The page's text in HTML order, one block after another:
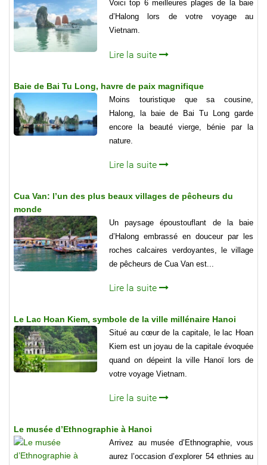
Voici top 6 meilleures plages de la baie
d’Halong lors de votre voyage au
Vietnam.
Lire la suite
Baie de Bai Tu Long, havre de paix magnifique
Moins touristique que sa cousine,
Halong, la baie de Bai Tu Long garde
encore la beauté vierge, bénie par la
nature.
Lire la suite
Cua Van: l’un des plus beaux villages de pêcheurs du
monde
Un paysage époustouflant de la baie
d’Halong embrassé en douceur par les
roches calcaires verdoyantes, le village
de pêcheurs de Cua Van est...
Lire la suite
Le Lac Hoan Kiem, symbole de la ville millénaire Hanoi
Situé au cœur de la capitale, le lac Hoan
Kiem est un joyau de la capitale évoquée
quand on dépeint la ville Hanoï lors de
votre voyage Vietnam.
Lire la suite
Le musée d’Ethnographie à Hanoi
Arrivez au musée d’Ethnographie, vous
aurez l’occasion d’explorer 54 ethnies au